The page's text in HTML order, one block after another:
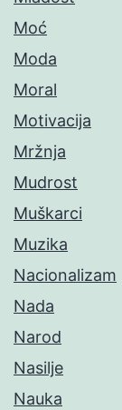
Moć
Moda
Moral
Motivacija
Mržnja
Mudrost
Muškarci
Muzika
Nacionalizam
Nada
Narod
Nasilje
Nauka